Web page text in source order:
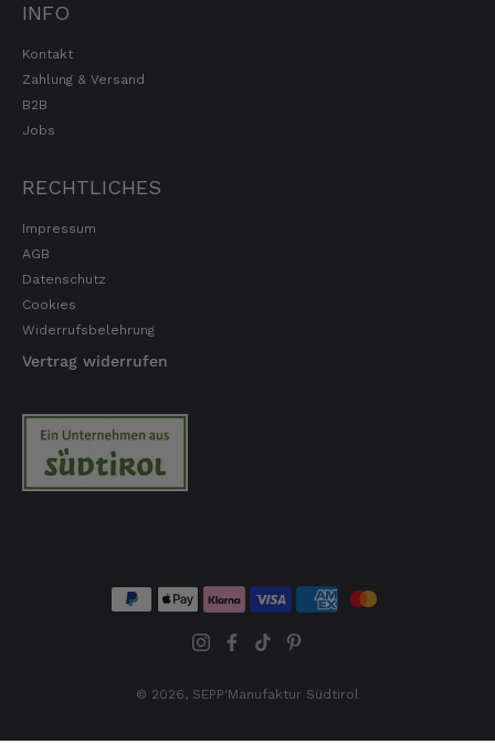
INFO
Kontakt
Zahlung & Versand
B2B
Jobs
RECHTLICHES
Impressum
AGB
Datenschutz
Cookies
Widerrufsbelehrung
Vertrag widerrufen
© 2026, SEPP'Manufaktur Südtirol